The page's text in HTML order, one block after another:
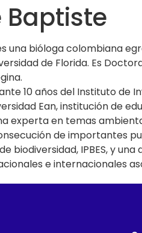
Baptiste
una bióloga colombiana
de Florida. Es
10 años del Instituto de
Ean, institución de
experta en temas
de importantes
biodiversidad, IPBES, y
e internacionales